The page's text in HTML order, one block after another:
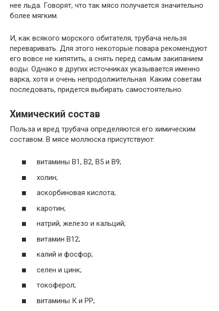
нее льда. Говорят, что так мясо получается значительно
более мягким.
И, как всякого морского обитателя, трубача нельзя
переваривать. Для этого некоторые повара рекомендуют
его вовсе не кипятить, а снять перед самым закипанием
воды. Однако в других источниках указывается именно
варка, хотя и очень непродолжительная. Каким советам
последовать, придется выбирать самостоятельно.
Химический состав
Польза и вред трубача определяются его химическим
составом. В мясе моллюска присутствуют:
витамины В1, В2, В5 и В9;
холин;
аскорбиновая кислота;
каротин;
натрий, железо и кальций;
витамин В12;
калий и фосфор;
селен и цинк;
токоферол;
витамины К и РР;